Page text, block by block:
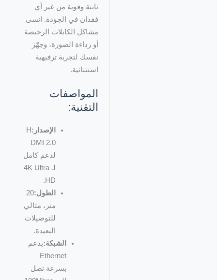
ثابتة وقوية من غير أي
فقدان في الجودة. انسى
مشاكل الكابلات الرخيصة
أو رداءة الصورة، وجهّز
نفسك لتجربة ترفيهية
استثنائية.
المواصفات
التقنية:
الإصدار: H
DMI 2.0
لدعم كامل
لـ 4K Ultra
HD.
الطول:20
متر، مثالي
للتوصيلات
البعيدة.
الشبكة:يدعم
Ethernet
بسرعة تصل